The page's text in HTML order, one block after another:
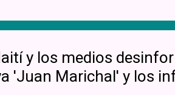
y los medios
'Juan Marichal' y los